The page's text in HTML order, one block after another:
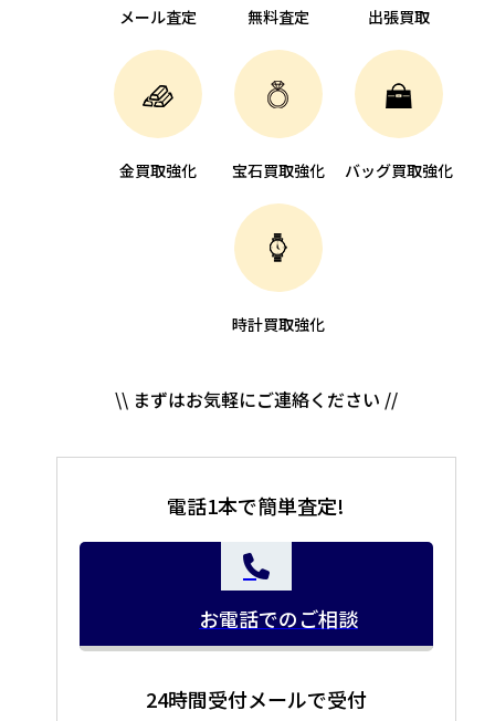
メール査定 無料査定 出張買取
金買取強化 宝石買取強化 バッグ買取強化
時計買取強化
\\ まずはお気軽にご連絡ください //
電話1本で簡単査定!
お電話でのご相談
24時間受付メールで受付